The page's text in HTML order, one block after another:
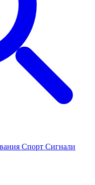
Спорт Сигнали